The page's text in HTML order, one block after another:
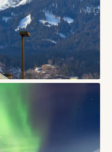
центр дивиться прямо